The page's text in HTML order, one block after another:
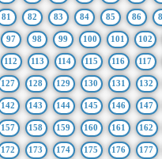
81 82 83 84 85 86
97 98 99 100 101 102
112 113 114 115 116 117
127 128 129 130 131 132
142 143 144 145 146 147
157 158 159 160 161 162
172 173 174 175 176 177